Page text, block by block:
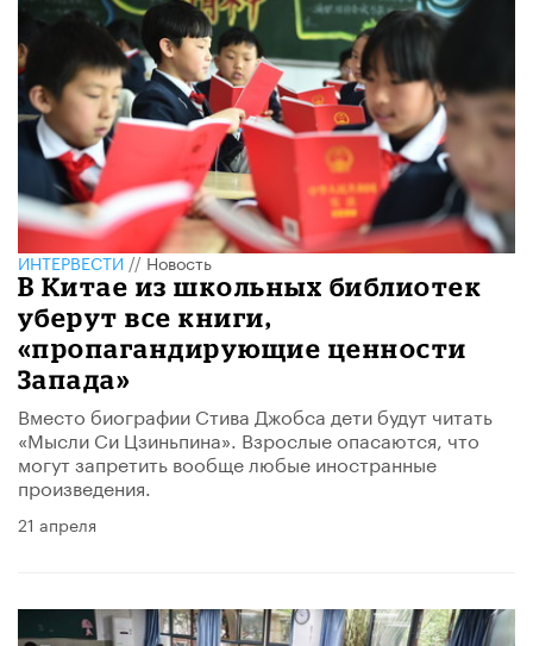
ИНТЕРВЕСТИ//Новость
В Китае из школьных библиотек
уберут все книги,
«пропагандирующие ценности
Запада»
Вместо биографии Стива Джобса дети будут читать
«Мысли Си Цзиньпина». Взрослые опасаются, что
могут запретить вообще любые иностранные
произведения.
21 апреля